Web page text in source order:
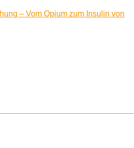
– Vom Opium zum Insulin von